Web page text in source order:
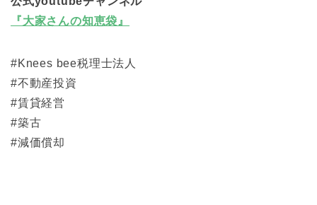
『大家さんの知恵袋』
#Knees bee税理士法人
#不動産投資
#賃貸経営
#築古
#減価償却